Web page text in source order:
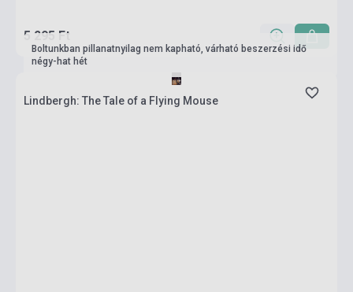
5 295 Ft
Boltunkban pillanatnyilag nem kapható, várható beszerzési idő
négy-hat hét
Lindbergh: The Tale of a Flying Mouse